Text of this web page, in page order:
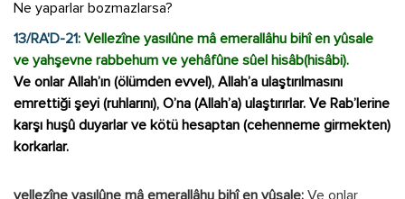
Ne yaparlar bozmazlarsa?
13/RA'D-21: Vellezîne yasılûne mâ emerallâhu bihî en yûsale
ve yahşevne rabbehum ve yehâfûne sûel hisâb(hisâbi).
Ve onlar Allah’ın (ölümden evvel), Allah’a ulaştırılmasını
emrettiği şeyi (ruhlarını), O’na (Allah’a) ulaştırırlar. Ve Rab’lerine
karşı huşû duyarlar ve kötü hesaptan (cehenneme girmekten)
korkarlar.
vellezîne yasılûne mâ emerallâhu bihî en yûsale: Ve onlar,